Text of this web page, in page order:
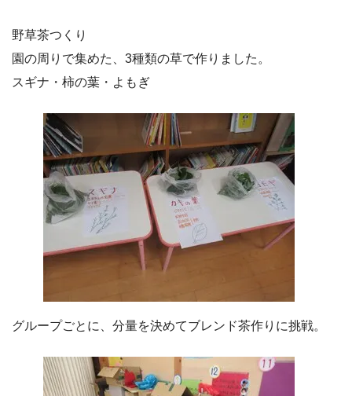
野草茶つくり
園の周りで集めた、3種類の草で作りました。
スギナ・柿の葉・よもぎ
グループごとに、分量を決めてブレンド茶作りに挑戦。